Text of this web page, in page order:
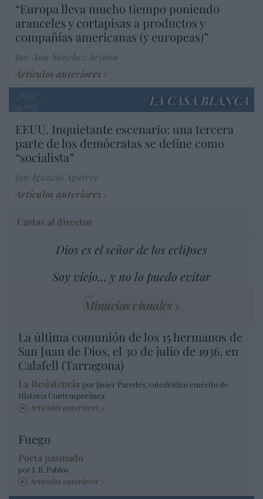
“Europa lleva mucho tiempo poniendo
aranceles y cortapisas a productos y
compañías americanas (y europeas)”
Artículos anteriores
LA CASA BLANCA
EEUU. Inquietante escenario: una tercera
parte de los demócratas se define como
“socialista”
Artículos anteriores
Cartas al director
Dios es el señor de los eclipses
Soy viejo... y no lo puedo evitar
Minucias visuales
La última comunión de los 15 hermanos de
San Juan de Dios, el 30 de julio de 1936, en
Calafell (Tarragona)
La Resistencia por Javier Paredes, catedrático emérito de
Historia Contemporánea
Artículos anteriores
Fuego
Poeta pasmado
por J. R. Pablos
Artículos anteriores